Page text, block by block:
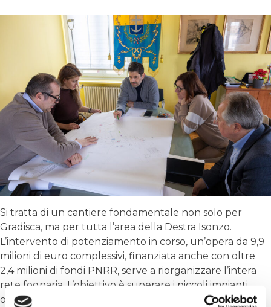
Si tratta di un cantiere fondamentale non solo per
Gradisca, ma per tutta l’area della Destra Isonzo.
L’intervento di potenziamento in corso, un’opera da 9,9
milioni di euro complessivi, finanziata anche con oltre
2,4 milioni di fondi PNRR, serve a riorganizzare l’intera
rete fognaria. L’obiettivo è superare i piccoli impianti
ormai datati e poco funzionali, per concentrare la